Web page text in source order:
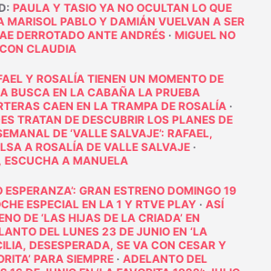
: PAULA Y TASIO YA NO OCULTAN LO QUE
MARISOL PABLO Y DAMIÁN VUELVAN A SER
DERROTADO ANTE ANDRÉS· MIGUEL NO
CLAUDIA
Y ROSALÍA TIENEN UN MOMENTO DE
BUSCA EN LA CABAÑA LA PRUEBA
CAEN EN LA TRAMPA DE ROSALÍA·
TRATAN DE DESCUBRIR LOS PLANES DE
DE ‘VALLE SALVAJE’: RAFAEL,
A ROSALÍA DE VALLE SALVAJE·
ESCUCHA A MANUELA
ESPERANZA’: GRAN ESTRENO DOMINGO 19
ESPECIAL EN LA 1 Y RTVE PLAY· ASÍ
DE ‘LAS HIJAS DE LA CRIADA’ EN
DEL LUNES 23 DE JUNIO EN ‘LA
DESESPERADA, SE VA CON CESAR Y
PARA SIEMPRE· ADELANTO DEL